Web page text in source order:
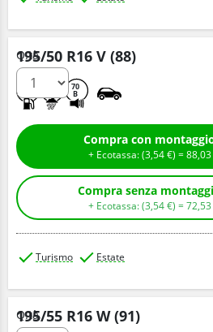
195/50 R16 V (88)
70
B
Q.tà
+ Ecotassa: (3,54€ ) =88,03
+ Ecotassa: (3,54€ ) =72,53
Turismo Estate
195/55 R16 W (91)
Q.tà